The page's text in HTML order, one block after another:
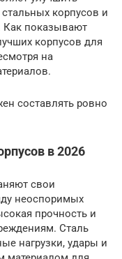
корпусов и
Как показывают
корпусов для
на
составлять ровно
в 2026
свои
неоспоримых
прочность и
Сталь
нагрузки, удары и